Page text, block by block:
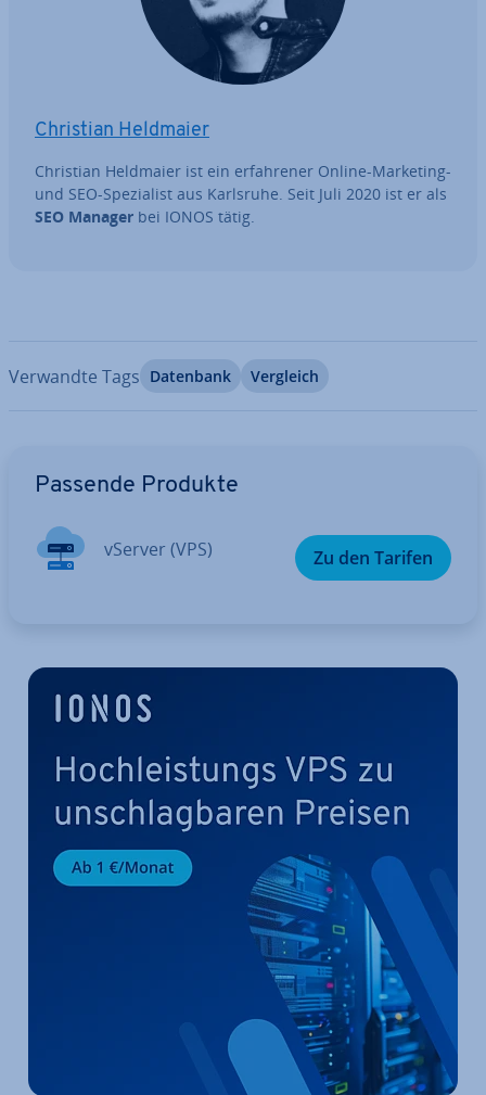
Christian Heldmaier
Christian Heldmaier ist ein er­fah­re­ner Online-Marketing-
und SEO-Spe­zia­list aus Karlsruhe. Seit Juli 2020 ist er als
SEO Manager bei IONOS tätig.
Verwandte Tags Datenbank Vergleich
Passende Produkte
vServer (VPS) Zu den Tarifen